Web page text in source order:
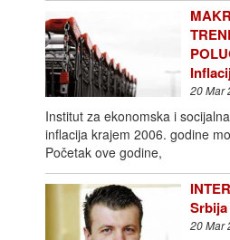
20 Mar
Institut za ekonomska i
inflacija krajem 2006. godine
Početak ove godine,
20 Mar